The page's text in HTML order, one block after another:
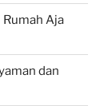
Aja
dan